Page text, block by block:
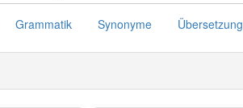
Grammatik Synonyme Übersetzung